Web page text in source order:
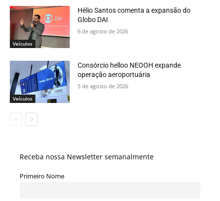
Veículos
Hélio Santos comenta a expansão do
Globo DAI
6 de agosto de 2026
Veículos
Consórcio helloo NEOOH expande
operação aeroportuária
5 de agosto de 2026
Receba nossa Newsletter semanalmente
Primeiro Nome